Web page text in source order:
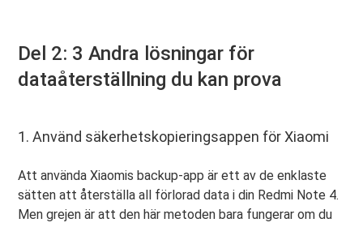
Del 2: 3 Andra lösningar för
dataåterställning du kan prova
1. Använd säkerhetskopieringsappen för Xiaomi
Att använda Xiaomis backup-app är ett av de enklaste
sätten att återställa all förlorad data i din Redmi Note 4.
Men grejen är att den här metoden bara fungerar om du